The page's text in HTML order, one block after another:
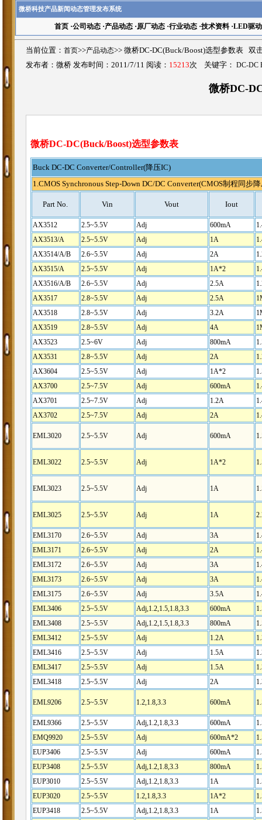
微桥科技产品新闻动态管理发布系统
首页 ·公司动态 ·产品动态 ·原厂动态 ·行业动态 ·技术资料 ·LED驱动
当前位置： 首页>>产品动态>> 微桥DC-DC(Buck/Boost)选型参数表 双
发布者：微桥 发布时间：2011/7/11 阅读： 15213次 关键字： DC-DC
微桥DC-
微桥DC-DC(Buck/Boost)选型参数表
Buck DC-DC Converter/Controller(降压IC)
1.CMOS Synchronous Step-Down DC/DC Converter(CMOS制程同步
Part No. Vin Vout Iout
AX3512 2.5~5.5V Adj 600mA
AX3513/A
2.5~5.5V Adj 1A
AX3514/A/B
2.6~5.5V Adj 2A
AX3515/A
2.5~5.5V Adj 1A*2
AX3516/A/B
2.6~5.5V Adj 2.5A
AX3517
2.8~5.5V Adj 2.5A
AX3518
2.8~5.5V Adj 3.2A
AX3519
2.8~5.5V Adj 4A
AX3523
2.5~6V Adj 800mA
AX3531
2.8~5.5V Adj 2A
AX3604
2.5~5.5V Adj 1A*2
AX3700
2.5~7.5V Adj 600mA
AX3701
2.5~7.5V Adj 1.2A
AX3702
2.5~7.5V Adj 2A
EML3020 2.5~5.5V Adj 600mA
EML3022 2.5~5.5V Adj 1A*2
EML3023 2.5~5.5V Adj 1A
EML3025 2.5~5.5V Adj 1A
EML3170 2.6~5.5V Adj 3A
EML3171
2.6~5.5V Adj 2A
EML3172
2.6~5.5V Adj 3A
EML3173
2.6~5.5V Adj 3A
EML3175
2.6~5.5V Adj 3.5A
EML3406
2.5~5.5V Adj,1.2,1.5,1.8,3.3 600mA
EML3408
2.5~5.5V Adj,1.2,1.5,1.8,3.3 800mA
EML3412
2.5~5.5V Adj 1.2A
EML3416
2.5~5.5V Adj 1.5A
EML3417
2.5~5.5V Adj 1.5A
EML3418
2.5~5.5V Adj 2A
EML9206 2.5~5.5V 1.2,1.8,3.3 600mA
EML9366 2.5~5.5V Adj,1.2,1.8,3.3 600mA
EMQ9920
2.5~5.5V Adj 600mA*2
EUP3406
2.5~5.5V Adj 600mA
EUP3408
2.5~5.5V Adj,1.2,1.8,3.3 800mA
EUP3010
2.5~5.5V Adj,1.2,1.8,3.3 1A
EUP3020
2.5~5.5V 1.2,1.8,3.3 1A*2
EUP3418
2.5~5.5V Adj,1.2,1.8,3.3 1A